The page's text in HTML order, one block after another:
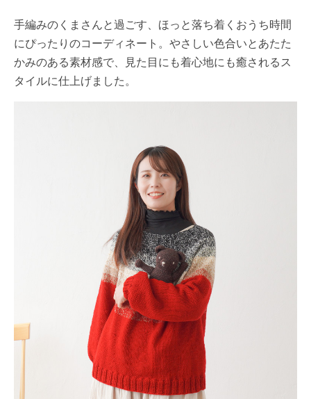
手編みのくまさんと過ごす、ほっと落ち着くおうち時間
にぴったりのコーディネート。やさしい色合いとあたた
かみのある素材感で、見た目にも着心地にも癒されるス
タイルに仕上げました。